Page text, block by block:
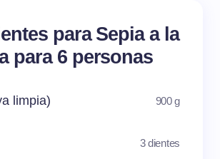
para Sepia a la
para 6 personas
limpia) 900 g
3 dientes